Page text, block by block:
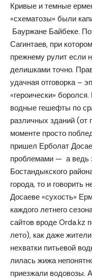
Кривые и темные
«схематозы» были
Бауржане Байбеке.
Сагинтаев, при
прежнему рулит если
делишками точно.
удачная отговорка –
«героически»
водные гешефты по
различных зданий
моменте просто
пришел Ерболат
проблемами — а ведь
Бостандыкского
города, то и говорить
Досаеве «сухость»
каждого летнего
сайтов вроде Orda.kz
лето), как даже
нехватки питьевой
лилась жижа
приезжали водовозы.